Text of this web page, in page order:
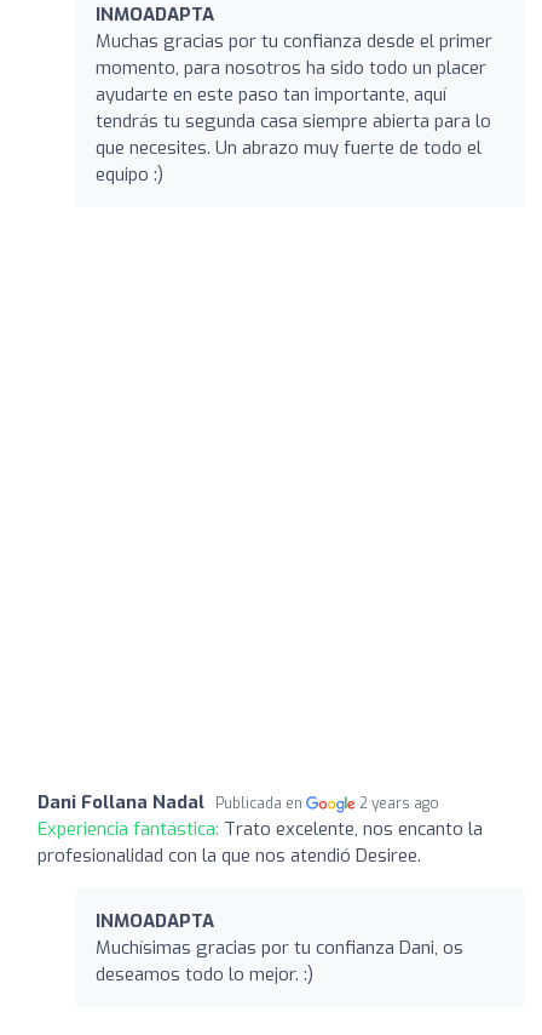
INMOADAPTA
Muchas gracias por tu confianza desde el primer
momento, para nosotros ha sido todo un placer
ayudarte en este paso tan importante, aquí
tendrás tu segunda casa siempre abierta para lo
que necesites. Un abrazo muy fuerte de todo el
equipo :)
Dani Follana Nadal Publicada en 2 years ago
Experiencia fantástica: Trato excelente, nos encanto la
profesionalidad con la que nos atendió Desiree.
INMOADAPTA
Muchísimas gracias por tu confianza Dani, os
deseamos todo lo mejor. :)